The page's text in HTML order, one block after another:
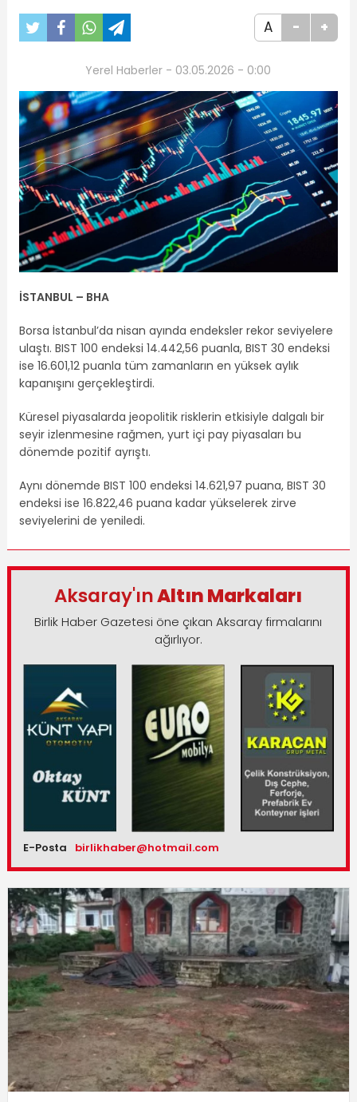
A - +
Yerel Haberler - 03.05.2026 - 0:00
İSTANBUL – BHA
Borsa İstanbul’da nisan ayında endeksler rekor seviyelere
ulaştı. BIST 100 endeksi 14.442,56 puanla, BIST 30 endeksi
ise 16.601,12 puanla tüm zamanların en yüksek aylık
kapanışını gerçekleştirdi.
Küresel piyasalarda jeopolitik risklerin etkisiyle dalgalı bir
seyir izlenmesine rağmen, yurt içi pay piyasaları bu
dönemde pozitif ayrıştı.
Aynı dönemde BIST 100 endeksi 14.621,97 puana, BIST 30
endeksi ise 16.822,46 puana kadar yükselerek zirve
seviyelerini de yeniledi.
Aksaray'ınAltın Markaları
Birlik Haber Gazetesi öne çıkan Aksaray firmalarını
ağırlıyor.
E-Posta birlikhaber@hotmail.com